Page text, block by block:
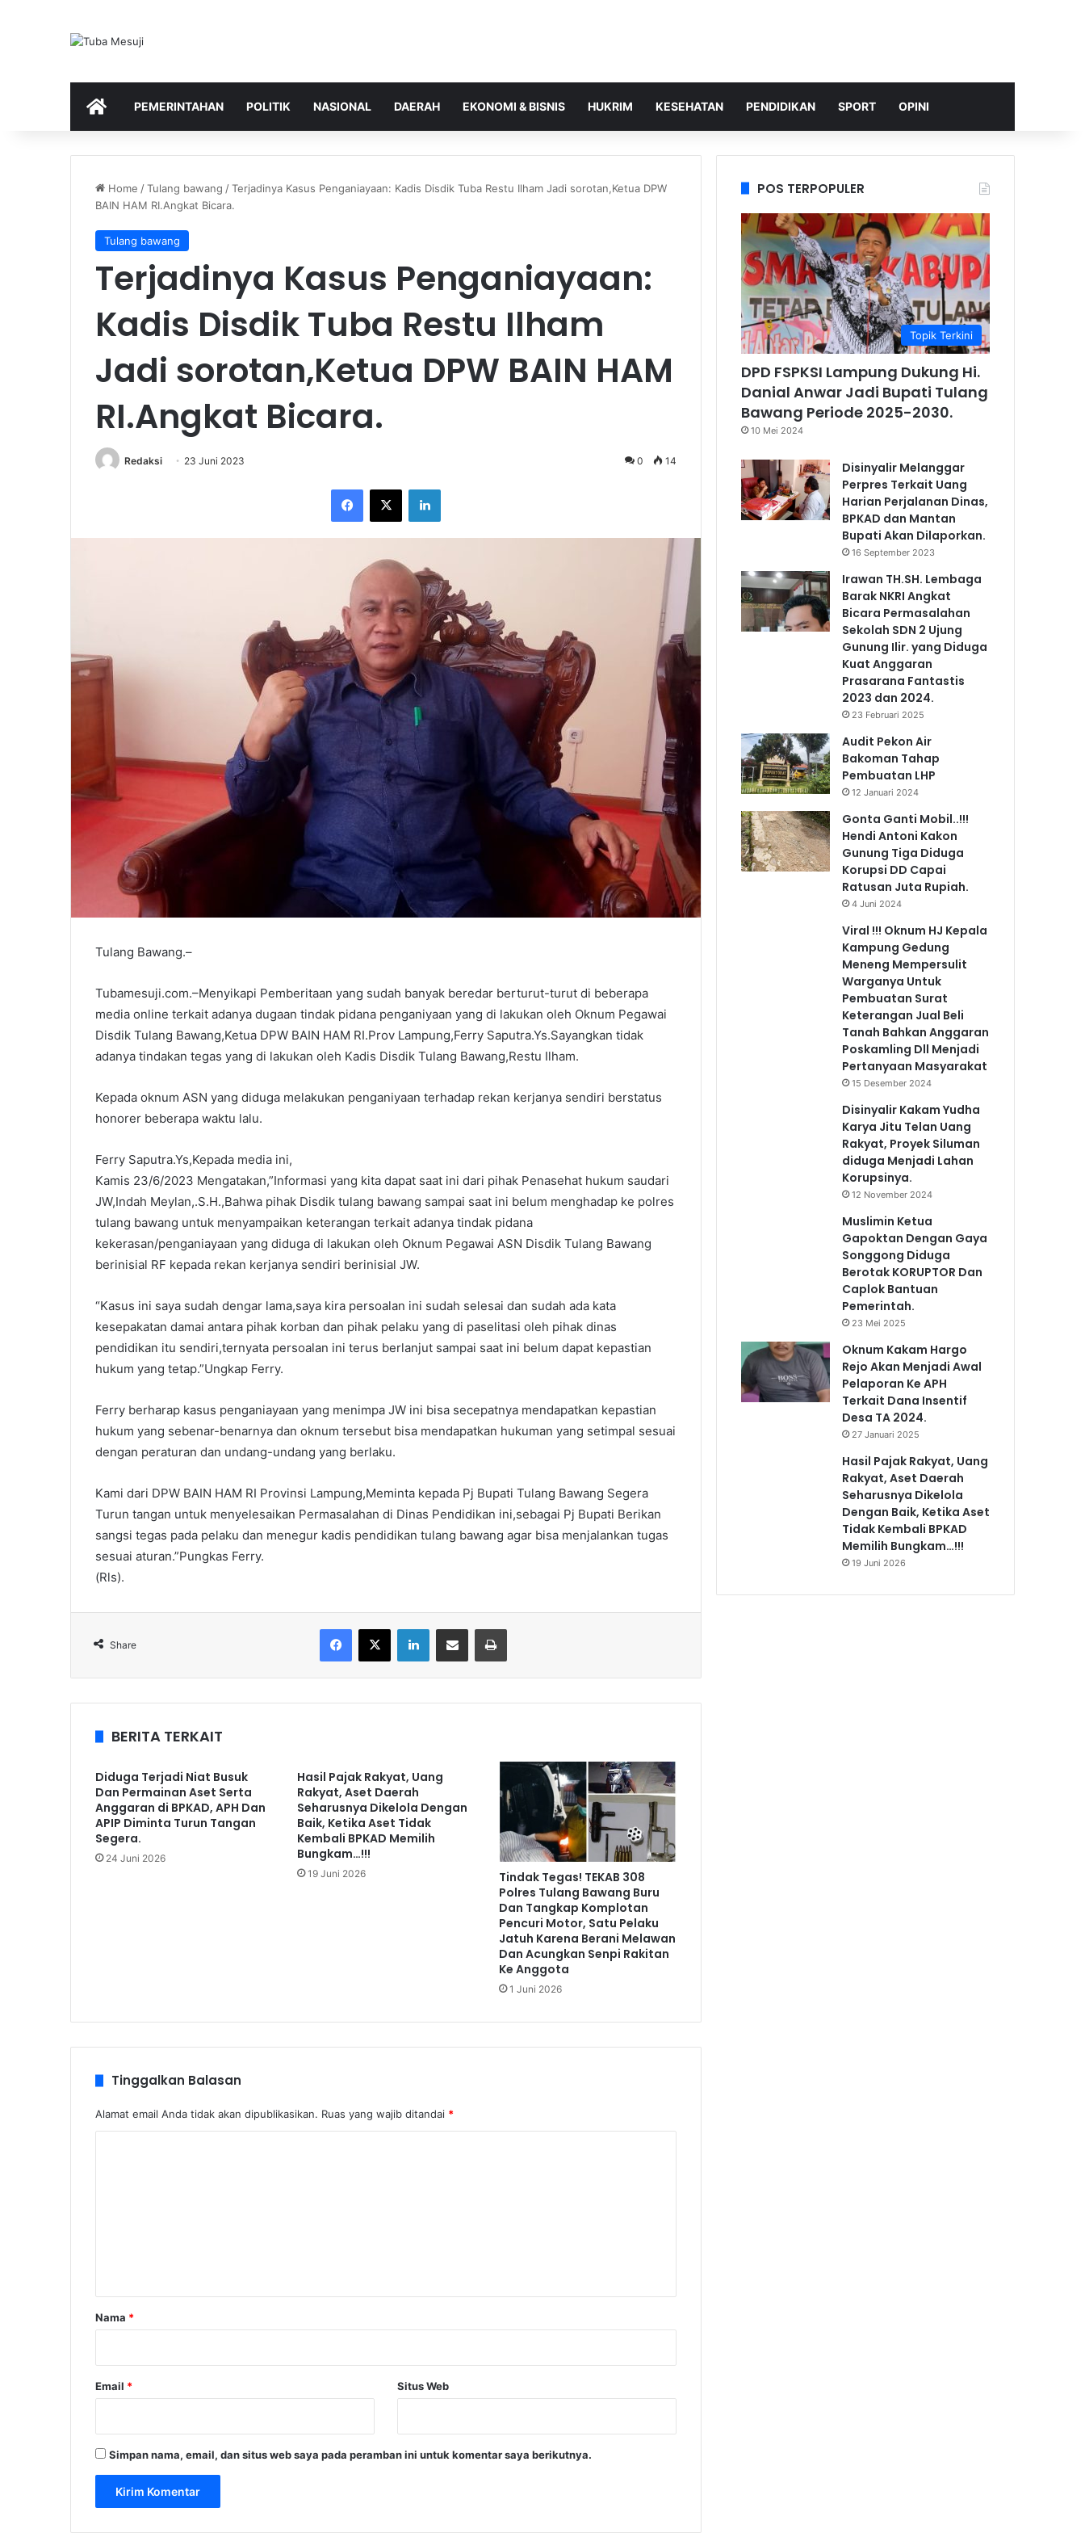
HOMEPEMERINTAHAN POLITIK NASIONAL DAERAH EKONOMI & BISNIS HUKRIM KESEHATAN PENDIDIKAN SPORT OPINI
Home /Tulang bawang /Terjadinya Kasus Penganiayaan: Kadis Disdik Tuba Restu Ilham Jadi sorotan,Ketua DPW
BAIN HAM RI.Angkat Bicara.
Tulang bawang
Terjadinya Kasus Penganiayaan:
Kadis Disdik Tuba Restu Ilham
Jadi sorotan,Ketua DPW BAIN HAM
RI.Angkat Bicara.
Redaksi 23 Juni 2023 0 14
Facebook
X LinkedIn
Tulang Bawang.–
Tubamesuji.com.–Menyikapi Pemberitaan yang sudah banyak beredar berturut-turut di beberapa
media online terkait adanya dugaan tindak pidana penganiyaan yang di lakukan oleh Oknum Pegawai
Disdik Tulang Bawang,Ketua DPW BAIN HAM RI.Prov Lampung,Ferry Saputra.Ys.Sayangkan tidak
adanya tindakan tegas yang di lakukan oleh Kadis Disdik Tulang Bawang,Restu Ilham.
Kepada oknum ASN yang diduga melakukan penganiyaan terhadap rekan kerjanya sendiri berstatus
honorer beberapa waktu lalu.
Ferry Saputra.Ys,Kepada media ini,
Kamis 23/6/2023 Mengatakan,”Informasi yang kita dapat saat ini dari pihak Penasehat hukum saudari
JW,Indah Meylan,.S.H.,Bahwa pihak Disdik tulang bawang sampai saat ini belum menghadap ke polres
tulang bawang untuk menyampaikan keterangan terkait adanya tindak pidana
kekerasan/penganiayaan yang diduga di lakukan oleh Oknum Pegawai ASN Disdik Tulang Bawang
berinisial RF kepada rekan kerjanya sendiri berinisial JW.
“Kasus ini saya sudah dengar lama,saya kira persoalan ini sudah selesai dan sudah ada kata
kesepakatan damai antara pihak korban dan pihak pelaku yang di paselitasi oleh pihak dinas
pendidikan itu sendiri,ternyata persoalan ini terus berlanjut sampai saat ini belum dapat kepastian
hukum yang tetap.”Ungkap Ferry.
Ferry berharap kasus penganiayaan yang menimpa JW ini bisa secepatnya mendapatkan kepastian
hukum yang sebenar-benarnya dan oknum tersebut bisa mendapatkan hukuman yang setimpal sesuai
dengan peraturan dan undang-undang yang berlaku.
Kami dari DPW BAIN HAM RI Provinsi Lampung,Meminta kepada Pj Bupati Tulang Bawang Segera
Turun tangan untuk menyelesaikan Permasalahan di Dinas Pendidikan ini,sebagai Pj Bupati Berikan
sangsi tegas pada pelaku dan menegur kadis pendidikan tulang bawang agar bisa menjalankan tugas
sesuai aturan.”Pungkas Ferry.
(Rls).
Share
Facebook
X LinkedInShare via Email Print
BERITA TERKAIT
Diduga Terjadi Niat Busuk
Dan Permainan Aset Serta
Anggaran di BPKAD, APH Dan
APIP Diminta Turun Tangan
Segera.
24 Juni 2026
Hasil Pajak Rakyat, Uang
Rakyat, Aset Daerah
Seharusnya Dikelola Dengan
Baik, Ketika Aset Tidak
Kembali BPKAD Memilih
Bungkam…!!!
19 Juni 2026
Tindak Tegas! TEKAB 308
Polres Tulang Bawang Buru
Dan Tangkap Komplotan
Pencuri Motor, Satu Pelaku
Jatuh Karena Berani Melawan
Dan Acungkan Senpi Rakitan
Ke Anggota
1 Juni 2026
Tinggalkan Balasan
Alamat email Anda tidak akan dipublikasikan. Ruas yang wajib ditandai *
r
Nama *
Email * Situs Web
Simpan nama, email, dan situs web saya pada peramban ini untuk komentar saya berikutnya.
POS TERPOPULER
Topik Terkini
DPD FSPKSI Lampung Dukung Hi.
Danial Anwar Jadi Bupati Tulang
Bawang Periode 2025-2030.
10 Mei 2024
Disinyalir Melanggar
Perpres Terkait Uang
Harian Perjalanan Dinas,
BPKAD dan Mantan
Bupati Akan Dilaporkan.
16 September 2023
Irawan TH.SH. Lembaga
Barak NKRI Angkat
Bicara Permasalahan
Sekolah SDN 2 Ujung
Gunung Ilir. yang Diduga
Kuat Anggaran
Prasarana Fantastis
2023 dan 2024.
23 Februari 2025
Audit Pekon Air
Bakoman Tahap
Pembuatan LHP
12 Januari 2024
Gonta Ganti Mobil..!!!
Hendi Antoni Kakon
Gunung Tiga Diduga
Korupsi DD Capai
Ratusan Juta Rupiah.
4 Juni 2024
Viral !!! Oknum HJ Kepala
Kampung Gedung
Meneng Mempersulit
Warganya Untuk
Pembuatan Surat
Keterangan Jual Beli
Tanah Bahkan Anggaran
Poskamling Dll Menjadi
Pertanyaan Masyarakat
15 Desember 2024
Disinyalir Kakam Yudha
Karya Jitu Telan Uang
Rakyat, Proyek Siluman
diduga Menjadi Lahan
Korupsinya.
12 November 2024
Muslimin Ketua
Gapoktan Dengan Gaya
Songgong Diduga
Berotak KORUPTOR Dan
Caplok Bantuan
Pemerintah.
23 Mei 2025
Oknum Kakam Hargo
Rejo Akan Menjadi Awal
Pelaporan Ke APH
Terkait Dana Insentif
Desa TA 2024.
27 Januari 2025
Hasil Pajak Rakyat, Uang
Rakyat, Aset Daerah
Seharusnya Dikelola
Dengan Baik, Ketika Aset
Tidak Kembali BPKAD
Memilih Bungkam…!!!
19 Juni 2026